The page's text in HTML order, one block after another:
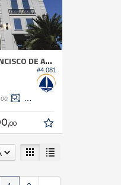
#4.081
DE ASSIS
00 113,
00